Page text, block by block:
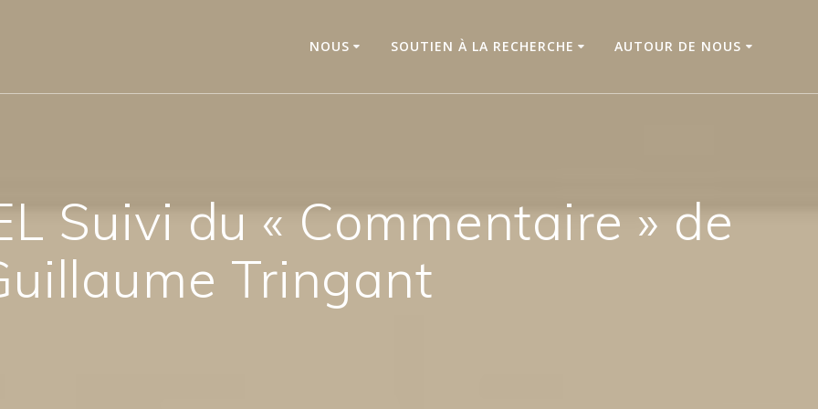
NOUS SOUTIEN À LA RECHERCHE AUTOUR DE NOUS
Suivi du « Commentaire » de
Tringant